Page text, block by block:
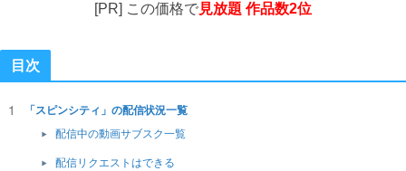
[PR] この価格で見放題 作品数2位
目次
「スピンシティ」の配信状況一覧
配信中の動画サブスク一覧
配信リクエストはできる